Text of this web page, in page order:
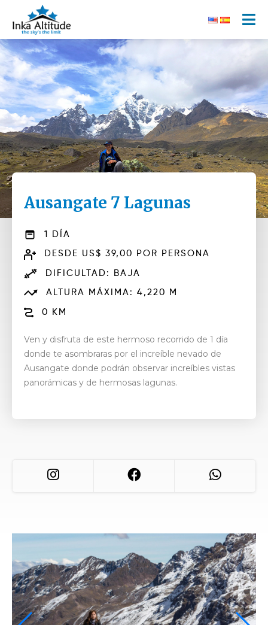
Ausangate 7 Lagunas
1 DÍA
DESDE US$ 39,00 POR PERSONA
DIFICULTAD: BAJA
ALTURA MÁXIMA: 4,220 M
0 KM
Ven y disfruta de este hermoso recorrido de 1 día
donde te asombraras por el increíble nevado de
Ausangate donde podrán observar increíbles vistas
panorámicas y de hermosas lagunas.